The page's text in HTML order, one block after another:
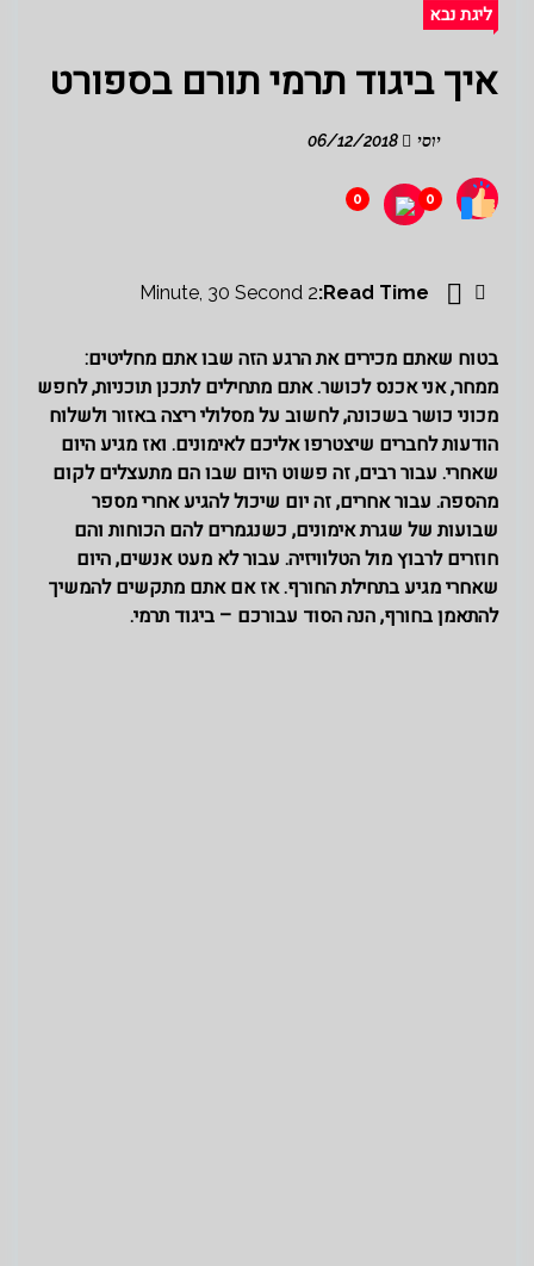
ליגת נבא
איך ביגוד תרמי תורם בספורט
יוסי
0
0
Read Time:
2 Minute, 30 Second
בטוח שאתם מכירים את הרגע הזה שבו אתם מחליטים:
ממחר, אני אכנס לכושר. אתם מתחילים לתכנן תוכניות, לחפש
מכוני כושר בשכונה, לחשוב על מסלולי ריצה באזור ולשלוח
הודעות לחברים שיצטרפו אליכם לאימונים. ואז מגיע היום
שאחרי. עבור רבים, זה פשוט היום שבו הם מתעצלים לקום
מהספה. עבור אחרים, זה יום שיכול להגיע אחרי מספר
שבועות של שגרת אימונים, כשנגמרים להם הכוחות והם
חוזרים לרבוץ מול הטלוויזיה. עבור לא מעט אנשים, היום
שאחרי מגיע בתחילת החורף. אז אם אתם מתקשים להמשיך
להתאמן בחורף, הנה הסוד עבורכם – ביגוד תרמי.